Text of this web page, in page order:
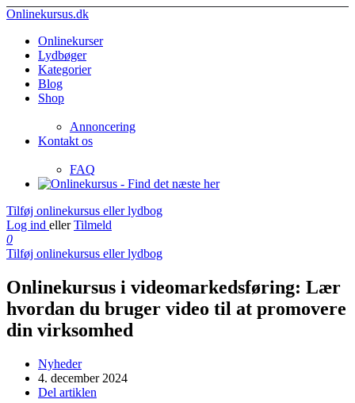
Onlinekursus.dk
Onlinekurser
Lydbøger
Kategorier
Blog
Shop
Annoncering
Kontakt os
FAQ
Tilføj onlinekursus eller lydbog
Log ind eller Tilmeld
0
Tilføj onlinekursus eller lydbog
Onlinekursus i videomarkedsføring: Lær
hvordan du bruger video til at promovere
din virksomhed
Nyheder
4. december 2024
Del artiklen